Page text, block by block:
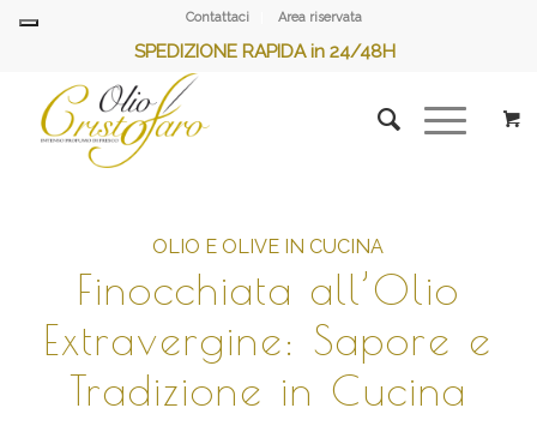
Contattaci Area riservata
SPEDIZIONE RAPIDA in 24/48H
OLIO E OLIVE IN CUCINA
Finocchiata all’Olio
Extravergine: Sapore e
Tradizione in Cucina